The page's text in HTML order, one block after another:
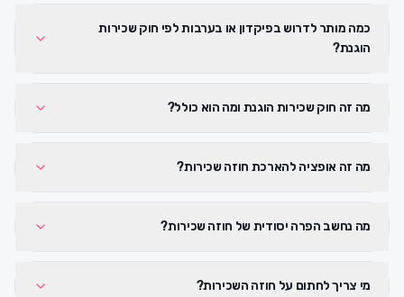
כמה מותר לדרוש בפיקדון או בערבות לפי חוק שכירות
הוגנת?
מה זה חוק שכירות הוגנת ומה הוא כולל?
מה זה אופציה להארכת חוזה שכירות?
מה נחשב הפרה יסודית של חוזה שכירות?
מי צריך לחתום על חוזה השכירות?